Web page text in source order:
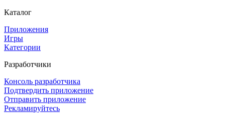
Каталог
Приложения
Игры
Категории
Разработчики
Консоль разработчика
Подтвердить приложение
Отправить приложение
Рекламируйтесь